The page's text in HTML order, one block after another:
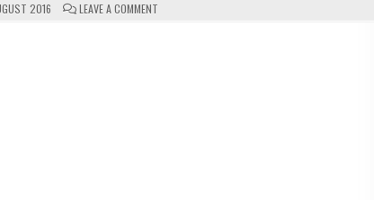
2016 LEAVE A COMMENT